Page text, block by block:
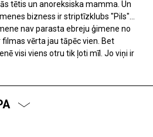
tētis un anoreksiska mamma. Un
bizness ir striptīzklubs "Pils"...
nav parasta ebreju ģimene no
filmas vērta jau tāpēc vien. Bet
visi viens otru tik ļoti mīl. Jo viņi ir